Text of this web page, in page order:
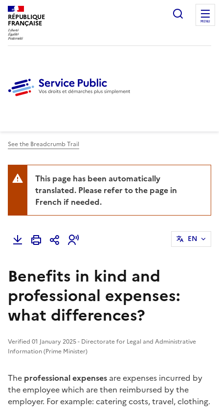
RÉPUBLIQUE
FRANÇAISE
Ouvrir
MENU
See the Breadcrumb Trail
This page has been automatically
translated. Please refer to the page in
French if needed.
EN
Benefits in kind and
professional expenses:
what differences?
Verified 01 January 2025 - Directorate for Legal and Administrative
Information (Prime Minister)
The professional expenses are expenses incurred by
the employee which are then reimbursed by the
employer. For example: catering costs, travel, clothing.